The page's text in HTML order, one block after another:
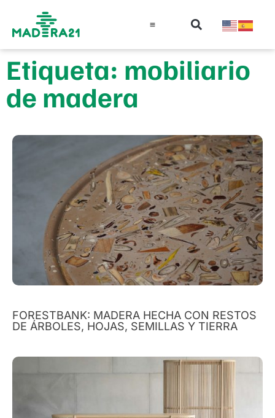
Etiqueta: mobiliario
de madera
FORESTBANK: MADERA HECHA CON RESTOS
DE ÁRBOLES, HOJAS, SEMILLAS Y TIERRA